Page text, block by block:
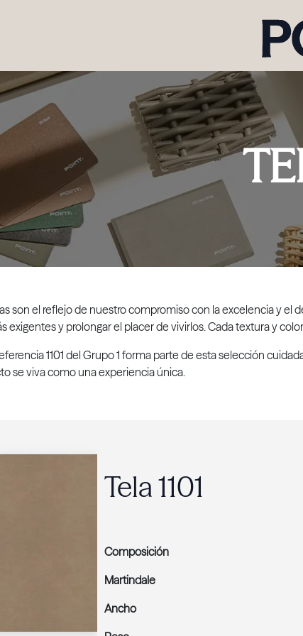
son el reflejo de nuestro compromiso con la excelencia y
exigentes y prolongar el placer de vivirlos. Cada textura y
1101 del Grupo 1 forma parte de esta selección
se viva como una experiencia única.
Tela 1101
Composición
Martindale
Ancho